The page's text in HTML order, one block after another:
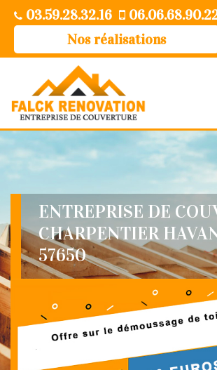
03.59.28.32.16
Nos réalisations
ENTREPRISE DE
CHARPENTIER
57650